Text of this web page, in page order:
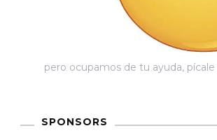
pero ocupamos de tu ayuda,
SPONSORS